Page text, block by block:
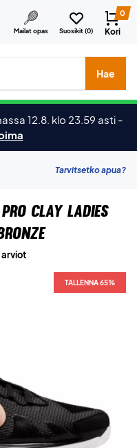
Mailat opas Suosikit (0)
0
Kori
jne.
Hae
12.8. klo 23.59 asti -
Tarvitsetko apua?
Clay Ladies
arviot
TALLENNA 65%
TALLENNA 65%
TALLENNA 65%
TALLENNA 65%
TALLENNA 65%